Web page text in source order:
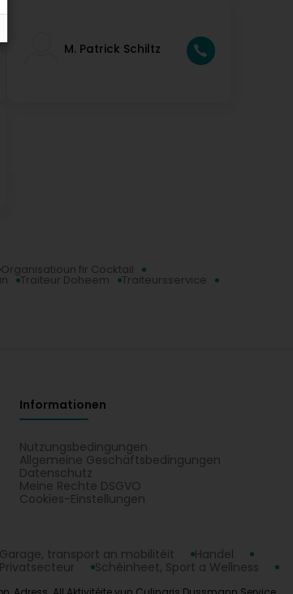
M. Patrick Schiltz
Organisatioun fir Cocktail
Traiteur Doheem Traiteursservice
Informationen
Nutzungsbedingungen
Allgemeine Geschäftsbedingungen
Datenschutz
Meine Rechte DSGVO
Cookies-Einstellungen
Garage, transport an mobilitéit
Handel
Privatsecteur
Schéinheet, Sport a Wellness